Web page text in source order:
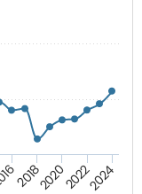
2018202020222024